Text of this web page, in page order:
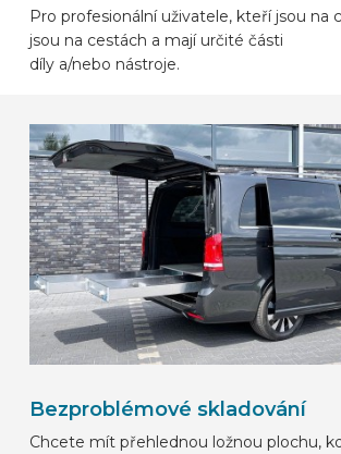
ZNAČKY AUTOMOBILŮ
VYBAVIT ONLINE
CS
Pro profesionální uživatele, kteří jsou na
jsou na cestách a mají určité části
díly a/nebo nástroje.
Bezproblémové skladování
Chcete mít přehlednou ložnou plochu,